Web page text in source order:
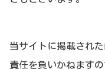
当サイトに掲載され
責任を負いかねますの